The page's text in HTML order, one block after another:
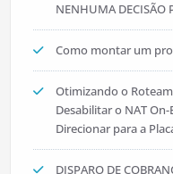
NENHUMA DECISÃO
Como montar um
Otimizando o
Desabilitar o NAT
Direcionar para a
DISPARO DE